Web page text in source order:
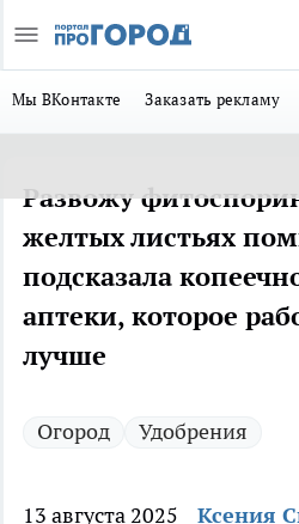
Мы ВКонтакте Заказать рекламу
Развожу
желтых листьях
подсказала
аптеки, которое
лучше
Огород Удобрения
13 августа 2025 Ксения